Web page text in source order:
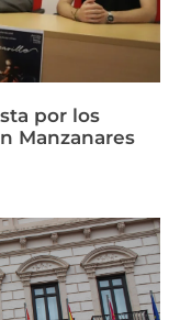
por los
Manzanares